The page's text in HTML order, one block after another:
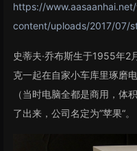
https://
content/uploads/2017/07/
史蒂夫·乔布斯生于1955年2
克一起在自家小车库里琢磨
（当时电脑全都是商用，体
了出来，公司名定为”苹果“。